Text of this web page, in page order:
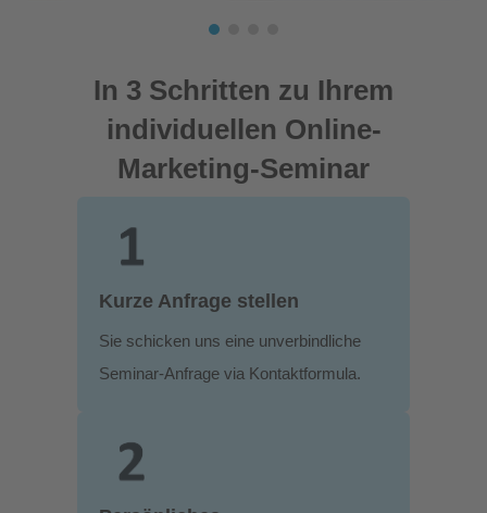
In 3 Schritten zu Ihrem
individuellen Online-
Marketing-Seminar
Kurze Anfrage stellen
Sie schicken uns eine unverbindliche
Seminar-Anfrage via Kontaktformula.